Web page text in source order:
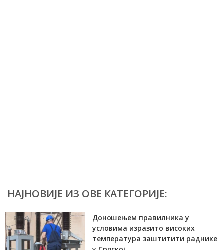
НАЈНОВИЈЕ ИЗ ОВЕ КАТЕГОРИЈЕ:
Доношењем правилника у
условима изразито високих
температура заштитити раднике